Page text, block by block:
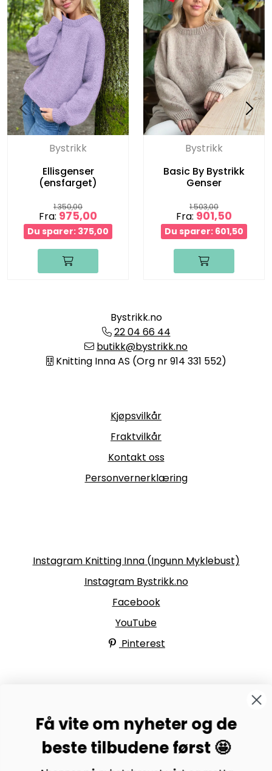
Bystrikk
Ellisgenser
(ensfarget)
1.350,00
Fra: 975,00
Du sparer: 375,00
Bystrikk
Basic By Bystrikk
Genser
1.503,00
Fra: 901,50
Du sparer: 601,50
Bystrikk.no
22 04 66 44
butikk@bystrikk.no
Knitting Inna AS (Org nr 914 331 552)
Kjøpsvilkår
Fraktvilkår
Kontakt oss
Personvernerklæring
Instagram Knitting Inna (Ingunn Myklebust)
Instagram Bystrikk.no
Facebook
YouTube
Pinterest
Bli medlem av Bystrikk-forumet vårt på Facebook og
møt både designere og teststrikkere, samt 31.000
andre Bystrikkere som deler erfaringer, bilder og
Få vite om nyheter og de
beste tilbudene først 🤩